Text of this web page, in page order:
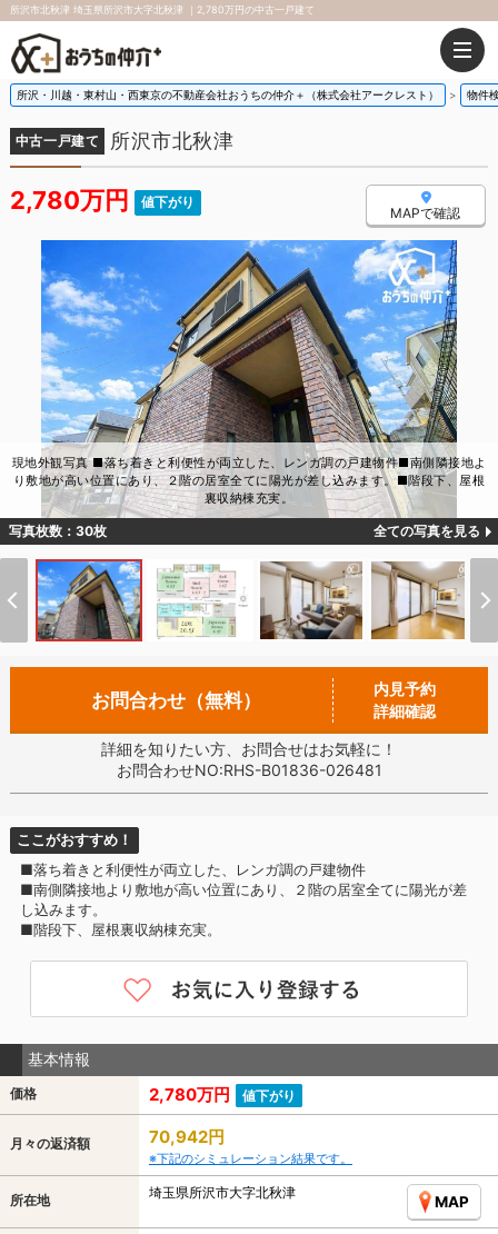
所沢市北秋津 埼玉県所沢市大字北秋津 ｜2,780万円の中古一戸建て
所沢・川越・東村山・西東京の不動産会社おうちの仲介＋（株式会社アークレスト） 物件
中古一戸建て 所沢市北秋津
2,780万円 値下がり
MAPで確認
現地外観写真 ■落ち着きと利便性が両立した、レンガ調の戸建物件■南側隣接地よ
り敷地が高い位置にあり、２階の居室全てに陽光が差し込みます。■階段下、屋根
裏収納棟充実。
写真枚数：30枚 全ての写真を見る
お問合わせ（無料）
内見予約
詳細確認
詳細を知りたい方、お問合せはお気軽に！
お問合わせNO:RHS-B01836-026481
ここがおすすめ！
■落ち着きと利便性が両立した、レンガ調の戸建物件
■南側隣接地より敷地が高い位置にあり、２階の居室全てに陽光が差
し込みます。
■階段下、屋根裏収納棟充実。
基本情報
価格 2,780万円 値下がり
月々の返済額 70,942円
※下記のシミュレーション結果です。
所在地 埼玉県所沢市大字北秋津
MAP